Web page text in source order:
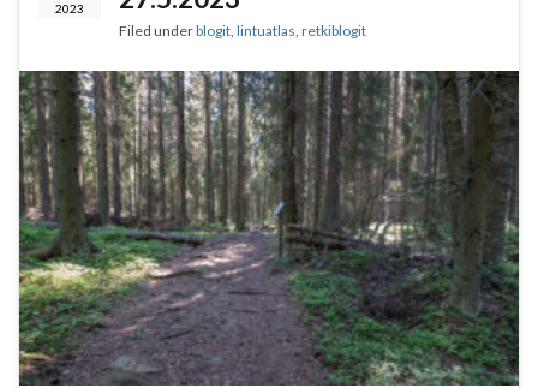
o
p
p
2023
Filed underblogit, lintuatlas, retkiblogit